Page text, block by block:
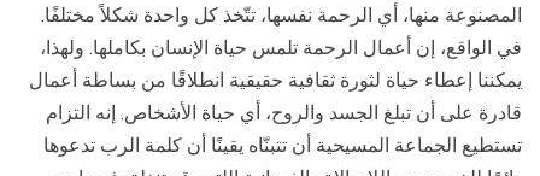
المصنوعة منها، أي الرحمة نفسها، تتّخذ كل واحدة شكلاً مختلفًا.
في الواقع، إن أعمال الرحمة تلمس حياة الإنسان بكاملها. ولهذا،
يمكننا إعطاء حياة لثورة ثقافية حقيقية انطلاقًا من بساطة أعمال
قادرة على أن تبلغ الجسد والروح، أي حياة الأشخاص. إنه التزام
تستطيع الجماعة المسيحية أن تتبنّاه يقينًا أن كلمة الرب تدعوها